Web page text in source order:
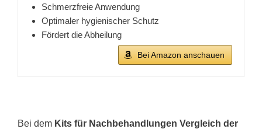
Schmerzfreie Anwendung
Optimaler hygienischer Schutz
Fördert die Abheilung
Bei Amazon anschauen
Bei dem Kits für Nachbehandlungen Vergleich der